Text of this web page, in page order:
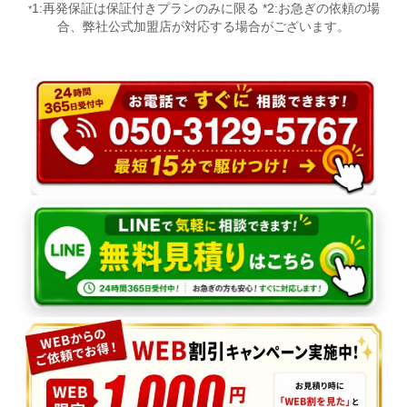
*1:再発保証は保証付きプランのみに限る *2:お急ぎの依頼の場
合、弊社公式加盟店が対応する場合がございます。